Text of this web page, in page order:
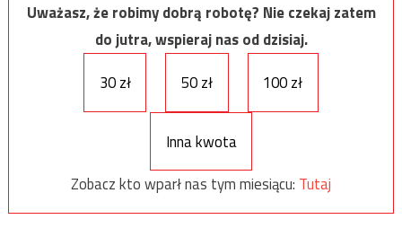
Uważasz, że robimy dobrą robotę? Nie czekaj zatem
do jutra, wspieraj nas od dzisiaj.
30 zł
50 zł 100 zł
Inna kwota
Zobacz kto wparł nas tym miesiącu: Tutaj